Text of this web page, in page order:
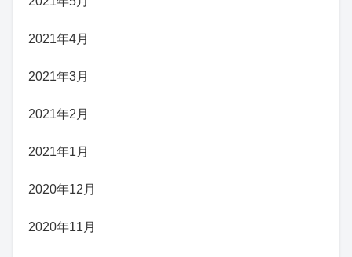
2021年4月
2021年3月
2021年2月
2021年1月
2020年12月
2020年11月